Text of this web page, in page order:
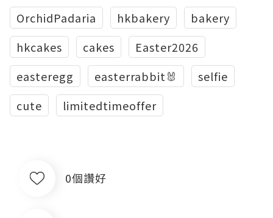
OrchidPadaria
hkbakery
bakery
hkcakes
cakes
Easter2026
easteregg
easterrabbit🐰
selfie
cute
limitedtimeoffer
0個讚好